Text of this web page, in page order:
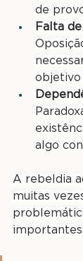
de
Falta
objetivo
algo
A rebeldia
muitas